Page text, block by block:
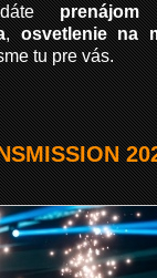
,osvetlenie na
tu pre vás.